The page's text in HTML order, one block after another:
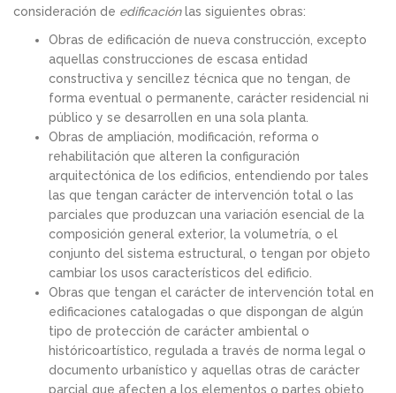
consideración de edificaciónlas siguientes obras:
Obras de edificación de nueva construcción, excepto
aquellas construcciones de escasa entidad
constructiva y sencillez técnica que no tengan, de
forma eventual o permanente, carácter residencial ni
público y se desarrollen en una sola planta.
Obras de ampliación, modificación, reforma o
rehabilitación que alteren la configuración
arquitectónica de los edificios, entendiendo por tales
las que tengan carácter de intervención total o las
parciales que produzcan una variación esencial de la
composición general exterior, la volumetría, o el
conjunto del sistema estructural, o tengan por objeto
cambiar los usos característicos del edificio.
Obras que tengan el carácter de intervención total en
edificaciones catalogadas o que dispongan de algún
tipo de protección de carácter ambiental o
históricoartístico, regulada a través de norma legal o
documento urbanístico y aquellas otras de carácter
parcial que afecten a los elementos o partes objeto